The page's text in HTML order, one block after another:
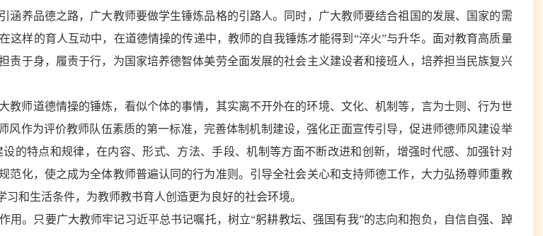
养品德之路，广大教师要做学生锤炼品格的引路人。同时，广大教师要结合祖国的发展、国家的需
样的育人互动中，在道德情操的传递中，教师的自我锤炼才能得到“淬火”与升华。面对教育高质量
于身，履责于行，为国家培养德智体美劳全面发展的社会主义建设者和接班人，培养担当民族复兴
师道德情操的锤炼，看似个体的事情，其实离不开外在的环境、文化、机制等，言为士则、行为世
作为评价教师队伍素质的第一标准，完善体制机制建设，强化正面宣传引导，促进师德师风建设举
的特点和规律，在内容、形式、方法、手段、机制等方面不断改进和创新，增强时代感、加强针对
化，使之成为全体教师普遍认同的行为准则。引导全社会关心和支持师德工作，大力弘扬尊师重教
和生活条件，为教师教书育人创造更为良好的社会环境。
。只要广大教师牢记习近平总书记嘱托，树立“躬耕教坛、强国有我”的志向和抱负，自信自强、踔